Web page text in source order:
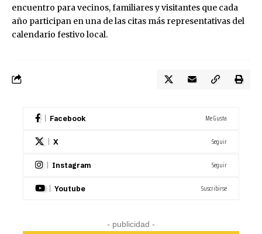
encuentro para vecinos, familiares y visitantes que cada
año participan en una de las citas más representativas del
calendario festivo local.
Facebook Me Gusta
X Seguir
Instagram Seguir
Youtube Suscribirse
- publicidad -